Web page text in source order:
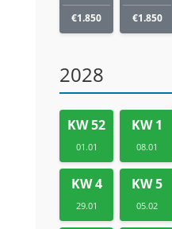
€1.850 €1.850
2028
KW 52
01.01
KW 1
08.01
KW 4
29.01
KW 5
05.02